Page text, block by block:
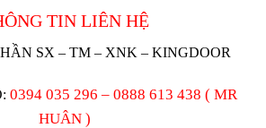
TIN LIÊN HỆ
SX – TM – XNK – KINGDOOR
0394 035 296 – 0888 613 438 ( MR
HUÂN )